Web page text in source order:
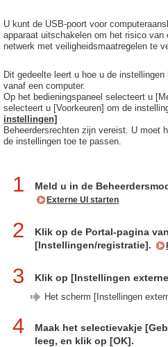
U kunt de USB-poort voor
apparaat uitschakelen om het risico van
netwerk met veiligheidsmaatregelen te
Dit gedeelte leert u hoe u de
vanaf een computer.
Op het bedieningspaneel selecteert u
selecteert u [Voorkeuren] om de
instellingen]
Beheerdersrechten zijn vereist. U moet
de instellingen toe te passen.
1 Meld u in de
Externe UI starten
2
Klik op de Portal-pagina
[Instellingen/registratie].
3 Klik op [Instellingen
Het scherm [Instellingen
4
Maak het selectievakje
leeg, en klik op [OK].